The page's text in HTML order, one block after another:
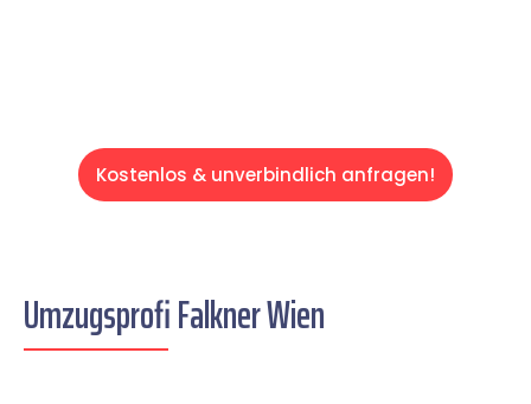
Kostenlos & unverbindlich anfragen!
Umzugsprofi Falkner Wien